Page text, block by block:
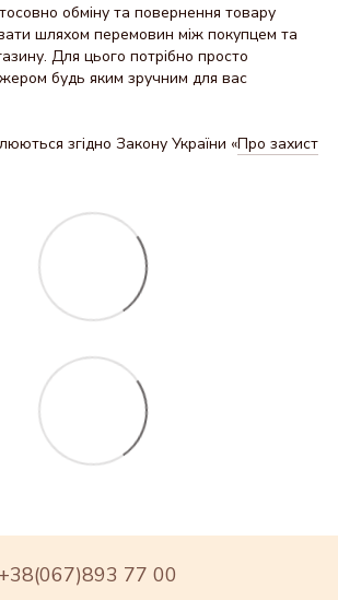
обміну та повернення товару
шляхом перемовин між покупцем та
Для цього потрібно просто
будь яким зручним для вас
згідно Закону України «Про захист
+38(067)893 77 00